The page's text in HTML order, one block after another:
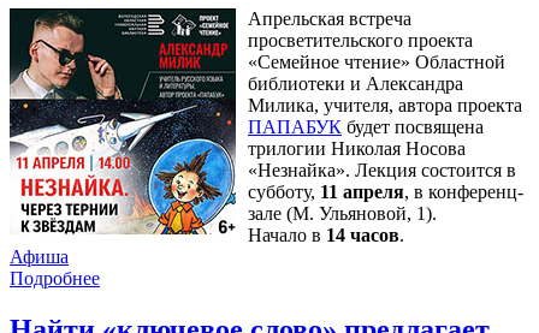
Апрельская встреча
просветительского проекта
«Семейное чтение» Областной
библиотеки и Александра
Милика, учителя, автора проекта
ПАПАБУК будет посвящена
трилогии Николая Носова
«Незнайка». Лекция состоится в
субботу, 11 апреля, в конференц-
зале (М. Ульяновой, 1).
Начало в 14 часов.
Афиша
Подробнее